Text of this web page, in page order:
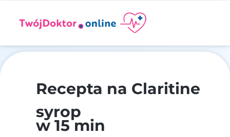
Recepta na Claritine
syrop
w 15 min